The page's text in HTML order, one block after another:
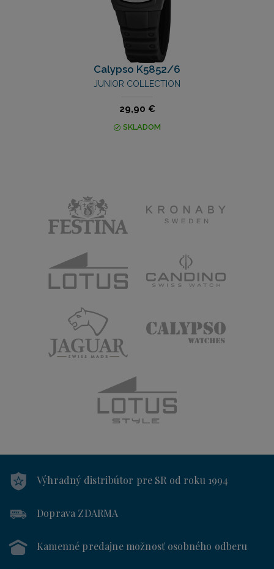
Calypso K5852/6
JUNIOR COLLECTION
29,90 €
SKLADOM
Výhradný distribútor pre SR od roku 1994
Doprava ZDARMA
Kamenné predajnemožnosť osobného odberu